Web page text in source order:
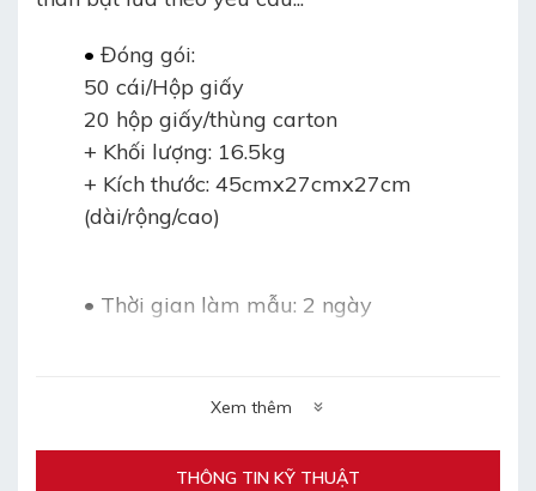
• Đóng gói:
50 cái/Hộp giấy
20 hộp giấy/thùng carton
+ Khối lượng: 16.5kg
+ Kích thước: 45cmx27cmx27cm
(dài/rộng/cao)
• Thời gian làm mẫu: 2 ngày
• Bảo hành: 3 tháng khi chưa sử dụng mà
Xem thêm
THÔNG TIN KỸ THUẬT